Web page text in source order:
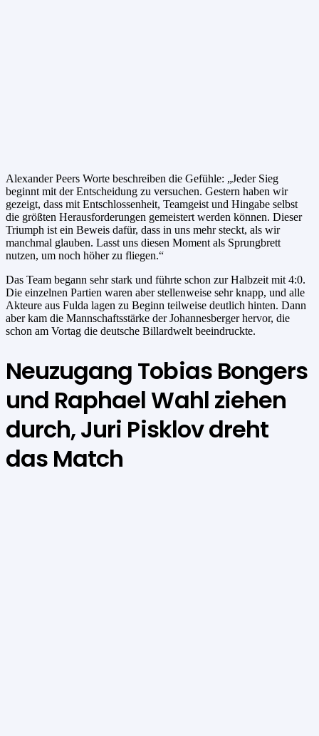
Alexander Peers Worte beschreiben die Gefühle: „Jeder Sieg
beginnt mit der Entscheidung zu versuchen. Gestern haben wir
gezeigt, dass mit Entschlossenheit, Teamgeist und Hingabe selbst
die größten Herausforderungen gemeistert werden können. Dieser
Triumph ist ein Beweis dafür, dass in uns mehr steckt, als wir
manchmal glauben. Lasst uns diesen Moment als Sprungbrett
nutzen, um noch höher zu fliegen.“
Das Team begann sehr stark und führte schon zur Halbzeit mit 4:0.
Die einzelnen Partien waren aber stellenweise sehr knapp, und alle
Akteure aus Fulda lagen zu Beginn teilweise deutlich hinten. Dann
aber kam die Mannschaftsstärke der Johannesberger hervor, die
schon am Vortag die deutsche Billardwelt beeindruckte.
Neuzugang Tobias Bongers
und Raphael Wahl ziehen
durch, Juri Pisklov dreht
das Match